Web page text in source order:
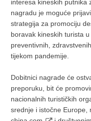
interesa kineskih putnika
nagradu je moguće
strategija za promociju
boravak kineskih turista
preventivnih,
tijekom pandemije.
Dobitnici nagrade će
preporuku, bit će
nacionalnih turističkih
srednje i istočne